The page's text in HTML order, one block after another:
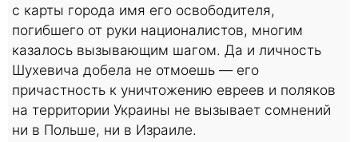
с карты города имя его освободителя,
погибшего от руки националистов, многим
казалось вызывающим шагом. Да и личность
Шухевича добела не отмоешь — его
причастность к уничтожению евреев и поляков
на территории Украины не вызывает сомнений
ни в Польше, ни в Израиле.